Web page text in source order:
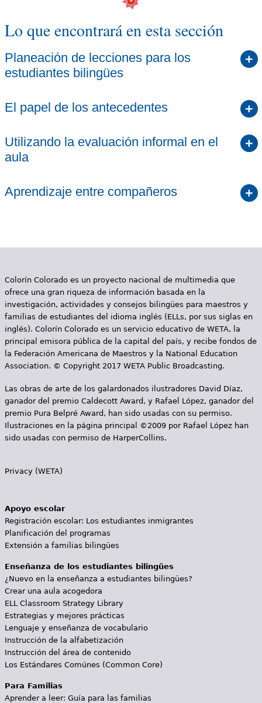
Lo que encontrará en esta sección
Planeación de lecciones para los
estudiantes bilingües
El papel de los antecedentes
Utilizando la evaluación informal en el
aula
Aprendizaje entre compañeros
Colorín Colorado es un proyecto nacional de multimedia que
ofrece una gran riqueza de información basada en la
investigación, actividades y consejos bilingües para maestros y
familias de estudiantes del idioma inglés (ELLs, por sus siglas en
inglés). Colorín Colorado es un servicio educativo de WETA, la
principal emisora pública de la capital del país, y recibe fondos de
la Federación Americana de Maestros y la National Education
Association. © Copyright 2017 WETA Public Broadcasting.
Las obras de arte de los galardonados ilustradores David Díaz,
ganador del premio Caldecott Award, y Rafael López, ganador del
premio Pura Belpré Award, han sido usadas con su permiso.
Ilustraciones en la página principal ©2009 por Rafael López han
sido usadas con permiso de HarperCollins.
Privacy (WETA)
Apoyo escolar
Registración escolar: Los estudiantes inmigrantes
Planificación del programas
Extensión a familias bilingües
Enseñanza de los estudiantes bilingües
¿Nuevo en la enseñanza a estudiantes bilingües?
Crear una aula acogedora
ELL Classroom Strategy Library
Estrategias y mejores prácticas
Lenguaje y enseñanza de vocabulario
Instrucción de la alfabetización
Instrucción del área de contenido
Los Estándares Comúnes (Common Core)
Para Familias
Aprender a leer: Guía para las familias